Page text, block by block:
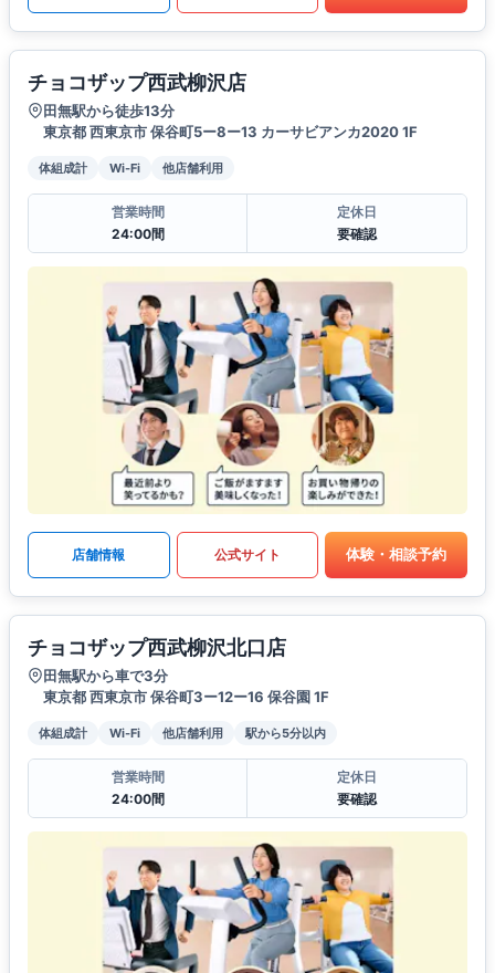
チョコザップ西武柳沢店
田無駅から徒歩13分
東京都 西東京市 保谷町5ー8ー13 カーサビアンカ2020 1F
体組成計 Wi-Fi 他店舗利用
営業時間
24:00間
定休日
要確認
店舗情報 公式サイト 体験・相談予約
チョコザップ西武柳沢北口店
田無駅から車で3分
東京都 西東京市 保谷町3ー12ー16 保谷園 1F
体組成計 Wi-Fi 他店舗利用 駅から5分以内
営業時間
24:00間
定休日
要確認